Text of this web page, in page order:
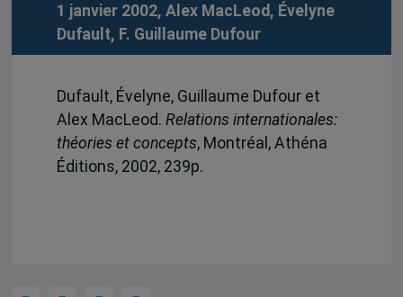
1 janvier 2002, Alex MacLeod , Évelyne
Dufault, F. Guillaume Dufour
Dufault, Évelyne, Guillaume Dufour et
Alex MacLeod. Relations internationales:
théories et concepts, Montréal, Athéna
Éditions, 2002, 239p.